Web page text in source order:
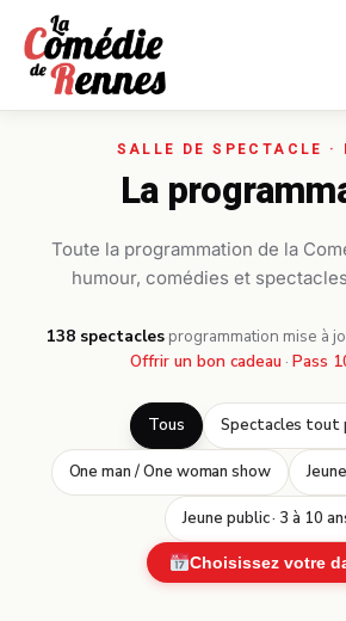
Passer au contenu principal
La
Toute la programmation de la
humour, comédies et
138 spectacles· programmation mise à
Offrir un bon cadeau · Pass
Tous Spectacles tout
One man / One woman show
Jeune public · 3 à 10
Choisissez votre